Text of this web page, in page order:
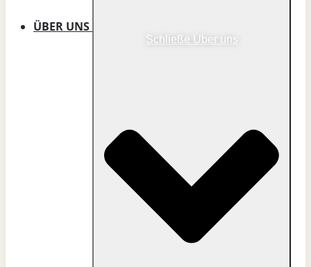
ÜBER UNS
Schließe Über uns